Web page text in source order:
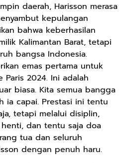
daerah, Harisson merasa
kepulangan
bahwa keberhasilan
Kalimantan Barat, tetapi
bangsa Indonesia.
emas pertama untuk
2024. Ini adalah
biasa. Kita semua bangga
ia capai. Prestasi ini tentu
tetapi melalui disiplin,
dan tentu saja doa
tua dan seluruh
dengan penuh haru.